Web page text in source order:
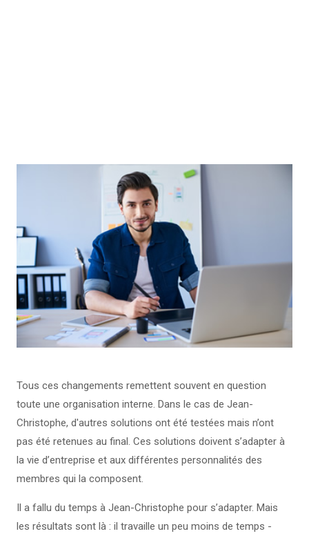
Tous ces changements remettent souvent en question
toute une organisation interne. Dans le cas de Jean-
Christophe, d'autres solutions ont été testées mais n’ont
pas été retenues au final. Ces solutions doivent s’adapter à
la vie d’entreprise et aux différentes personnalités des
membres qui la composent.
Il a fallu du temps à Jean-Christophe pour s’adapter. Mais
les résultats sont là : il travaille un peu moins de temps -